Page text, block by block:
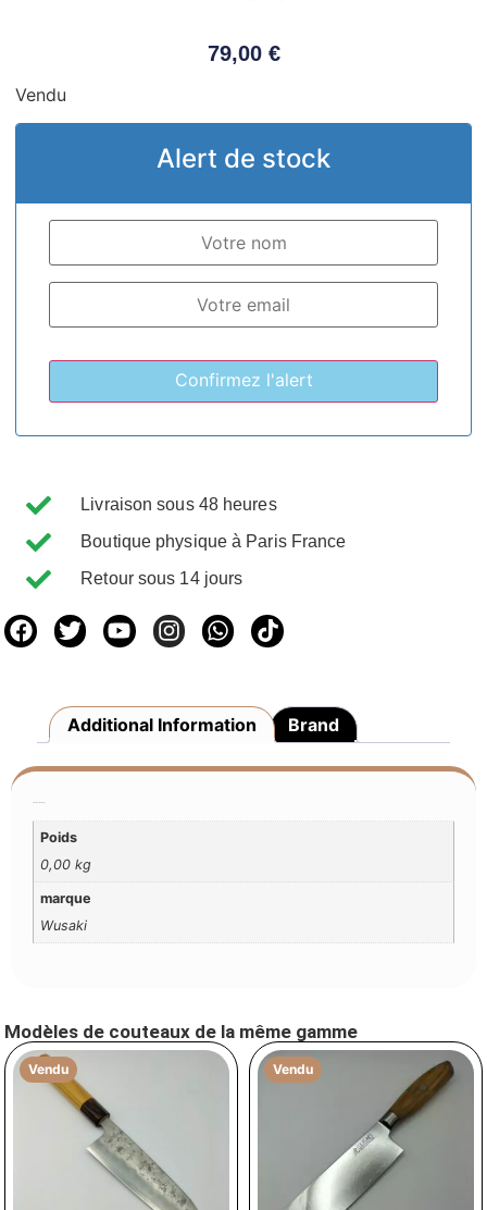
79,00 €
Vendu
Alert de stock
Livraison sous 48 heures
Boutique physique à Paris France
Retour sous 14 jours
Additional Information Brand
Poids
0,00 kg
marque
Wusaki
Modèles de couteaux de la même gamme
Vendu Vendu